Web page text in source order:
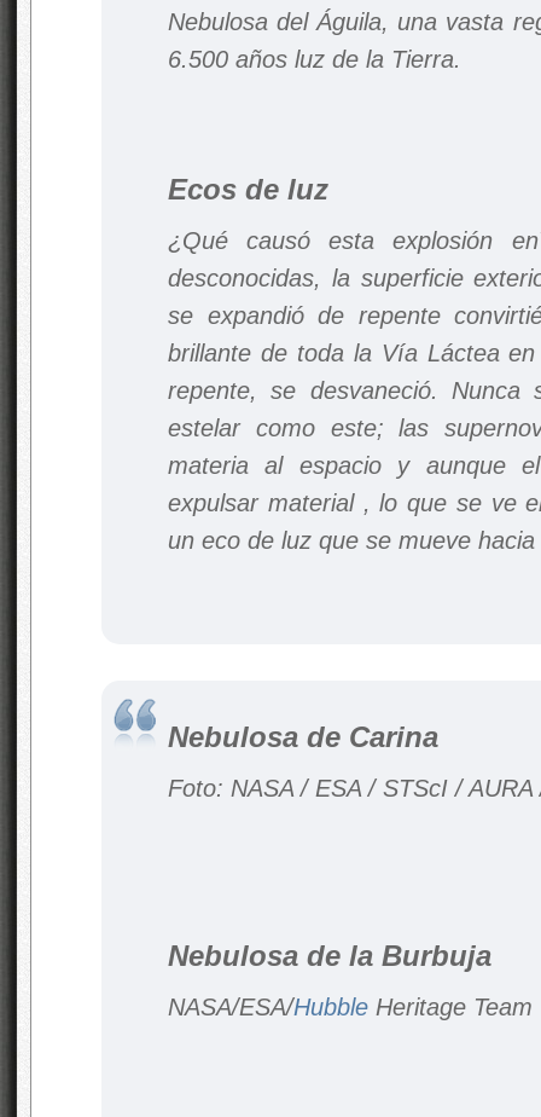
Nebulosa del Águila, una vasta
6.500 años luz de la Tierra.
Ecos de luz
¿Qué causó esta explosión
desconocidas, la superficie
se expandió de repente
brillante de toda la Vía Láctea
repente, se desvaneció.
estelar como este; las
materia al espacio y aunque
expulsar material , lo que se ve
un eco de luz que se mueve
Nebulosa de Carina
Foto: NASA / ESA / STScI /
Nebulosa de la Burbuja
NASA/ESA/Hubble Heritage Team